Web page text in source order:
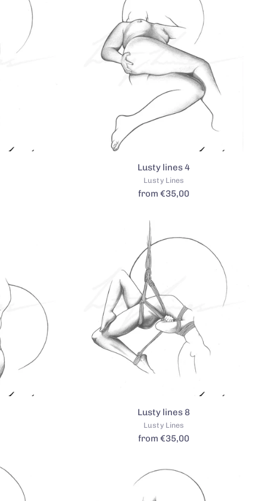
Lusty lines 4
Lusty Lines
from €35,00
Lusty lines 8
Lusty Lines
from €35,00